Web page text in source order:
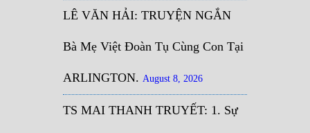
LÊ VĂN HẢI: TRUYỆN NGẮN
Bà Mẹ Việt Đoàn Tụ Cùng Con Tại
ARLINGTON. August 8, 2026
TS MAI THANH TRUYẾT: 1. Sự